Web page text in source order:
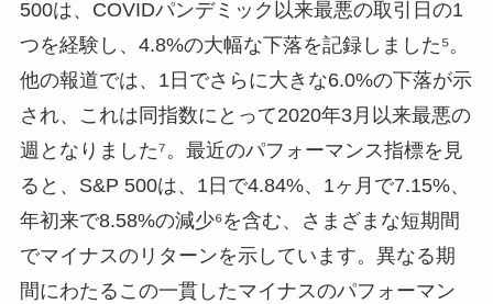
500は、COVIDパンデミック以来最悪の取引日の1
つを経験し、4.8%の大幅な下落を記録しました⁵。
他の報道では、1日でさらに大きな6.0%の下落が示
され、これは同指数にとって2020年3月以来最悪の
週となりました⁷。最近のパフォーマンス指標を見
ると、S&P 500は、1日で4.84%、1ヶ月で7.15%、
年初来で8.58%の減少⁶を含む、さまざまな短期間
でマイナスのリターンを示しています。異なる期
間にわたるこの一貫したマイナスのパフォーマン